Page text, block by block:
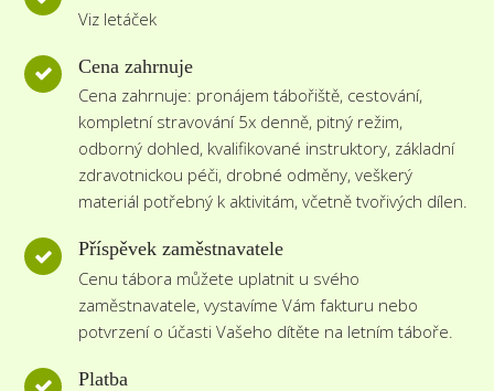
Viz letáček
Cena zahrnuje
Cena zahrnuje: pronájem tábořiště, cestování,
kompletní stravování 5x denně, pitný režim,
odborný dohled, kvalifikované instruktory, základní
zdravotnickou péči, drobné odměny, veškerý
materiál potřebný k aktivitám, včetně tvořivých dílen.
Příspěvek zaměstnavatele
Cenu tábora můžete uplatnit u svého
zaměstnavatele, vystavíme Vám fakturu nebo
potvrzení o účasti Vašeho dítěte na letním táboře.
Platba